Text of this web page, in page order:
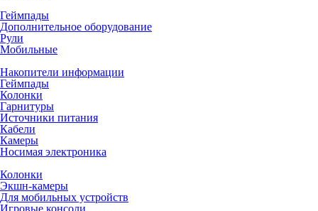
Геймпады
Дополнительное оборудование
Рули
Мобильные
Накопители информации
Геймпады
Колонки
Гарнитуры
Источники питания
Кабели
Камеры
Носимая электроника
Колонки
Экшн-камеры
Для мобильных устройств
Игровые консоли